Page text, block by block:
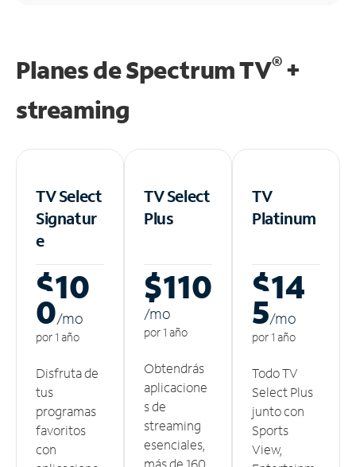
Planes de Spectrum TV®+
streaming
TV Select
Signatur
e
$10
0/mo
por 1 año
Disfruta de
tus
programas
favoritos
con
TV Select
Plus
$110
/mo
por 1 año
Obtendrás
aplicacione
s de
streaming
esenciales,
más de 160
TV
Platinum
$14
5/mo
por 1 año
Todo TV
Select Plus
junto con
Sports
View,